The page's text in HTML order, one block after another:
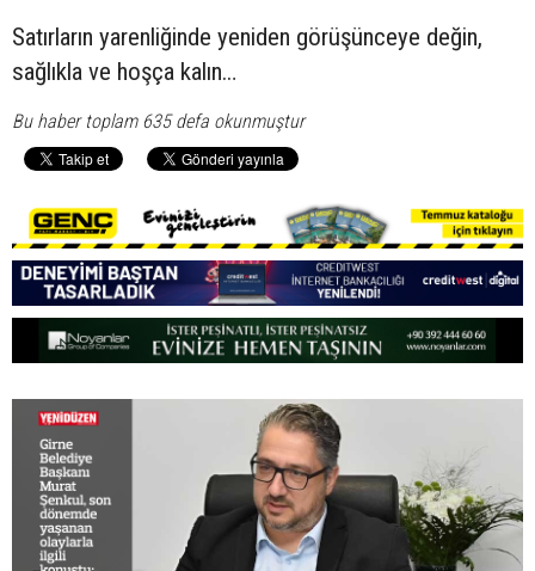
Satırların yarenliğinde yeniden görüşünceye değin,
sağlıkla ve hoşça kalın…
Bu haber toplam 635 defa okunmuştur